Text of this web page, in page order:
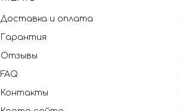
Доставка и оплата
Гарантия
Отзывы
FAQ
Контакты